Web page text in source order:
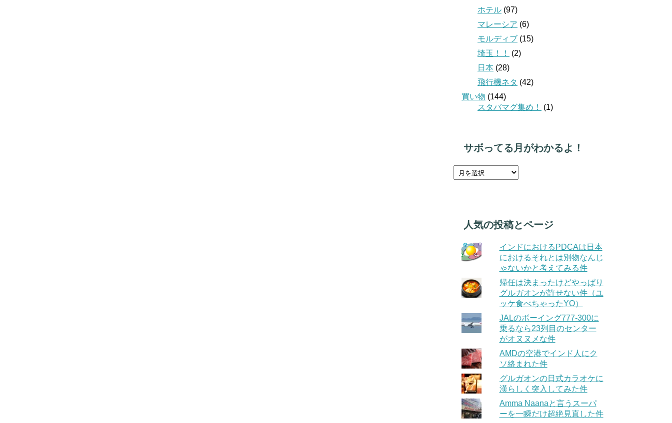
ホテル (97)
マレーシア (6)
モルディブ (15)
埼玉！！
(2)
日本 (28)
飛行機ネタ (42)
買い物 (144)
スタバマグ集め！
(1)
サボってる月がわかるよ！
人気の投稿とページ
インドにおけるPDCAは日本
におけるそれとは別物なんじ
ゃないかと考えてみる件
帰任は決まったけどやっぱり
グルガオンが許せない件（ユ
ッケ食べちゃったYO）
JALのボーイング777-300に
乗るなら23列目のセンター
がオヌヌメな件
AMDの空港でインド人にク
ソ絡まれた件
グルガオンの日式カラオケに
漢らしく突入してみた件
Amma Naanaと言うスーパ
ーを一瞬だけ超絶見直した件